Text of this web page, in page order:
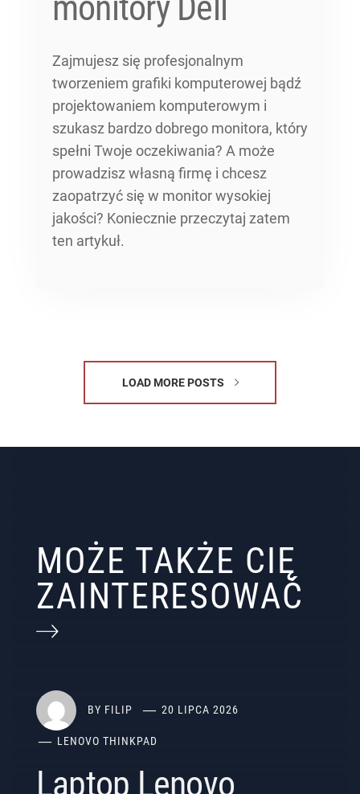
Zajmujesz się profesjonalnym
tworzeniem grafiki komputerowej bądź
projektowaniem komputerowym i
szukasz bardzo dobrego monitora, który
spełni Twoje oczekiwania? A może
prowadzisz własną firmę i chcesz
zaopatrzyć się w monitor wysokiej
jakości? Koniecznie przeczytaj zatem
ten artykuł.
LOAD MORE POSTS
MOŻE TAKŻE CIĘ
ZAINTERESOWAĆ
BY FILIP 20 LIPCA 2026
LENOVO THINKPAD
Laptop Lenovo